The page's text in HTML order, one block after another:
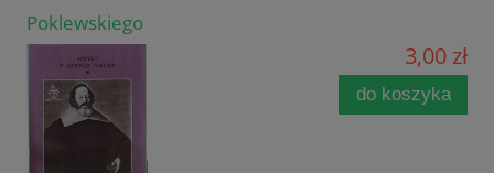
Poklewskiego
3,00 zł
do koszyka